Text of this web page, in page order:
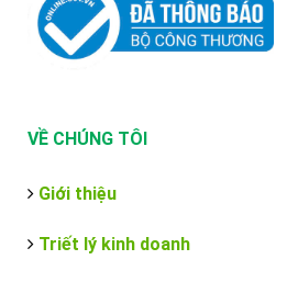
VỀ CHÚNG TÔI
Giới thiệu
Triết lý kinh doanh